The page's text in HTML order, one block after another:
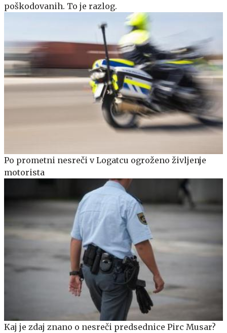
poškodovanih. To je razlog.
Po prometni nesreči v Logatcu ogroženo življenje
motorista
Kaj je zdaj znano o nesreči predsednice Pirc Musar?